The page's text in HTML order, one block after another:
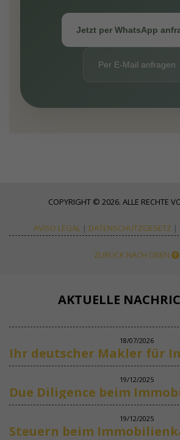
Jetzt per WhatsApp
Per E-Mail anfragen
COPYRIGHT © 2026. ALLE RECHTE
AVISO LEGAL | DATENSCHUTZGESETZ |
ZURÜCK NACH OBEN
AKTUELLE
18/07/2026
19/12/2025
19/12/2025